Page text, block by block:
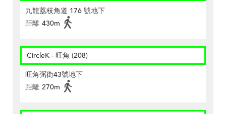
九龍荔枝角道 176 號地下
距離 430m
CircleK - 旺角 (208)
旺角弼街43號地下
距離 270m